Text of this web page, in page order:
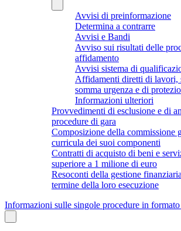
Avvisi di preinformazione
Determina a contrarre
Avvisi e Bandi
Avviso sui risultati delle
affidamento
Avvisi sistema di
Affidamenti diretti di lavori,
somma urgenza e di
Informazioni ulteriori
Provvedimenti di esclusione e di
procedure di gara
Composizione della commissione
curricula dei suoi componenti
Contratti di acquisto di beni e
superiore a 1 milione di euro
Resoconti della gestione
termine della loro esecuzione
Informazioni sulle singole procedure in formato